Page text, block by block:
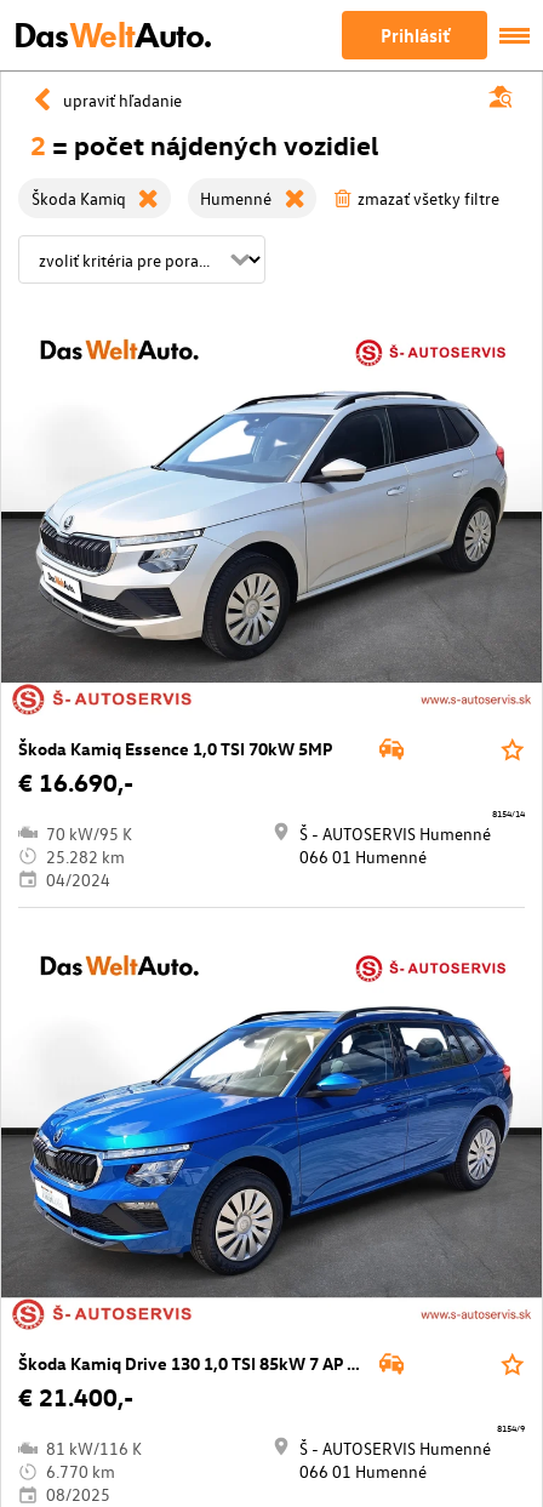
DasWeltAuto. Prihlásiť
upraviť hľadanie
2 = počet nájdených vozidiel
Škoda Kamiq Humenné zmazať všetky filtre
Škoda Kamiq Essence 1,0 TSI 70kW 5MP
€ 16.690,-
70 kW/95 K
25.282 km
04/2024
Š - AUTOSERVIS Humenné
066 01 Humenné
8154/14
Škoda Kamiq Drive 130 1,0 TSI 85kW 7 AP DSG
€ 21.400,-
81 kW/116 K
6.770 km
08/2025
Š - AUTOSERVIS Humenné
066 01 Humenné
8154/9